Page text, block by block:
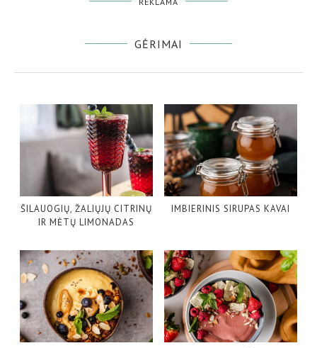
GĖRIMAI
ŠILAUOGIŲ, ŽALIŲJŲ CITRINŲ
IR MĖTŲ LIMONADAS
IMBIERINIS SIRUPAS KAVAI